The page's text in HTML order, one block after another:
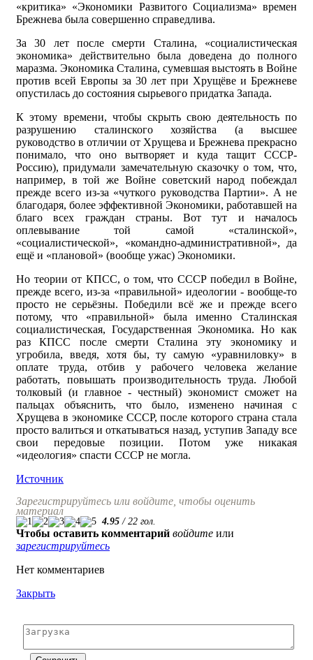
«критика» «Экономики Развитого Социализма» времен
Брежнева была совершенно справедлива.
За 30 лет после смерти Сталина, «социалистическая
экономика» действительно была доведена до полного
маразма. Экономика Сталина, сумевшая выстоять в Войне
против всей Европы за 30 лет при Хрущёве и Брежневе
опустилась до состояния сырьевого придатка Запада.
К этому времени, чтобы скрыть свою деятельность по
разрушению сталинского хозяйства (а высшее
руководство в отличии от Хрущева и Брежнева прекрасно
понимало, что оно вытворяет и куда тащит СССР-
Россию), придумали замечательную сказочку о том, что,
например, в той же Войне советский народ побеждал
прежде всего из-за «чуткого руководства Партии». А не
благодаря, более эффективной Экономики, работавшей на
благо всех граждан страны. Вот тут и началось
оплевывание той самой «сталинской»,
«социалистической», «командно-административной», да
ещё и «плановой» (вообще ужас) Экономики.
Но теории от КПСС, о том, что СССР победил в Войне,
прежде всего, из-за «правильной» идеологии - вообще-то
просто не серьёзны. Победили всё же и прежде всего
потому, что «правильной» была именно Сталинская
социалистическая, Государственная Экономика. Но как
раз КПСС после смерти Сталина эту экономику и
угробила, введя, хотя бы, ту самую «уравниловку» в
оплате труда, отбив у рабочего человека желание
работать, повышать производительность труда. Любой
толковый (и главное - честный) экономист сможет на
пальцах объяснить, что было, изменено начиная с
Хрущева в экономике СССР, после которого страна стала
просто валиться и откатываться назад, уступив Западу все
свои передовые позиции. Потом уже никакая
«идеология» спасти СССР не могла.
Источник
Зарегистрируйтесь или войдите, чтобы оценить
материал
4.95 / 22 гол.
Чтобы оставить комментарий войдите или
зарегистрируйтесь
Нет комментариев
Закрыть